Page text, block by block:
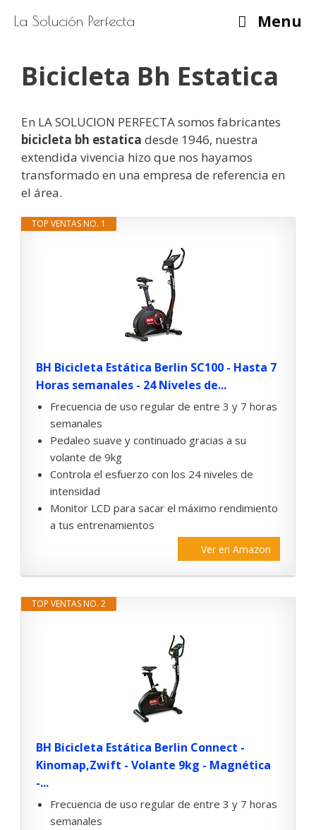
La Solución Perfecta Menu
Bicicleta Bh Estatica
En LA SOLUCION PERFECTA somos fabricantes
bicicleta bh estatica desde 1946, nuestra
extendida vivencia hizo que nos hayamos
transformado en una empresa de referencia en
el área.
TOP VENTAS NO. 1
BH Bicicleta Estática Berlin SC100 - Hasta 7
Horas semanales - 24 Niveles de...
Frecuencia de uso regular de entre 3 y 7 horas
semanales
Pedaleo suave y continuado gracias a su
volante de 9kg
Controla el esfuerzo con los 24 niveles de
intensidad
Monitor LCD para sacar el máximo rendimiento
a tus entrenamientos
Ver en Amazon
TOP VENTAS NO. 2
BH Bicicleta Estática Berlin Connect -
Kinomap,Zwift - Volante 9kg - Magnética
-...
Frecuencia de uso regular de entre 3 y 7 horas
semanales